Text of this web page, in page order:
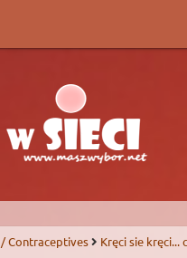
Contraceptives
Kręci sie kręci...